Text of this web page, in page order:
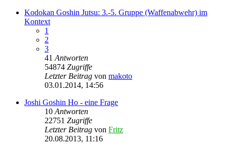
Kodokan Goshin Jutsu: 3.-5. Gruppe (Waffenabwehr) im
Kontext
1
2
3
41 Antworten
54874 Zugriffe
Letzter Beitrag von makoto
03.01.2014, 14:56
Joshi Goshin Ho - eine Frage
10 Antworten
22751 Zugriffe
Letzter Beitrag von Fritz
20.08.2013, 11:16